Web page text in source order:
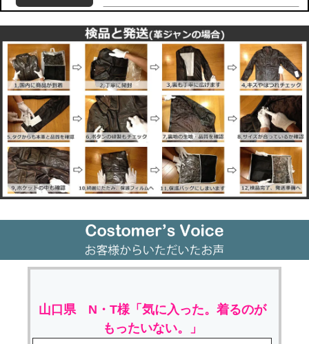
山口県 N・T様「気に入った。着るのが
もったいない。」